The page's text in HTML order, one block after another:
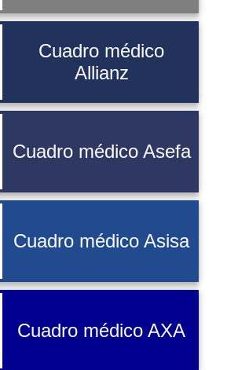
Cuadro médico
Allianz
Cuadro médico Asefa
Cuadro médico Asisa
Cuadro médico AXA